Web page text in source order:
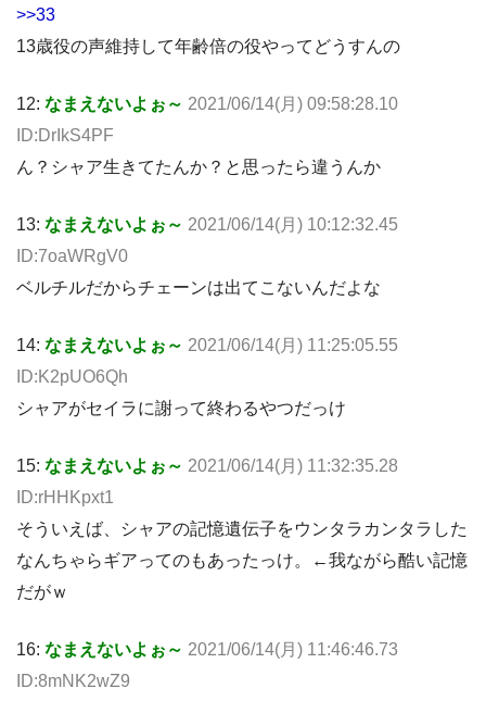
>>33
13歳役の声維持して年齢倍の役やってどうすんの
12: なまえないよぉ～ 2021/06/14(月) 09:58:28.10
ID:DrIkS4PF
ん？シャア生きてたんか？と思ったら違うんか
13: なまえないよぉ～ 2021/06/14(月) 10:12:32.45
ID:7oaWRgV0
ベルチルだからチェーンは出てこないんだよな
14: なまえないよぉ～ 2021/06/14(月) 11:25:05.55
ID:K2pUO6Qh
シャアがセイラに謝って終わるやつだっけ
15: なまえないよぉ～ 2021/06/14(月) 11:32:35.28
ID:rHHKpxt1
そういえば、シャアの記憶遺伝子をウンタラカンタラした
なんちゃらギアってのもあったっけ。←我ながら酷い記憶
だがｗ
16: なまえないよぉ～ 2021/06/14(月) 11:46:46.73
ID:8mNK2wZ9